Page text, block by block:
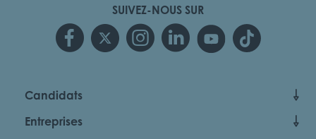
SUIVEZ-NOUS SUR
Candidats
Entreprises